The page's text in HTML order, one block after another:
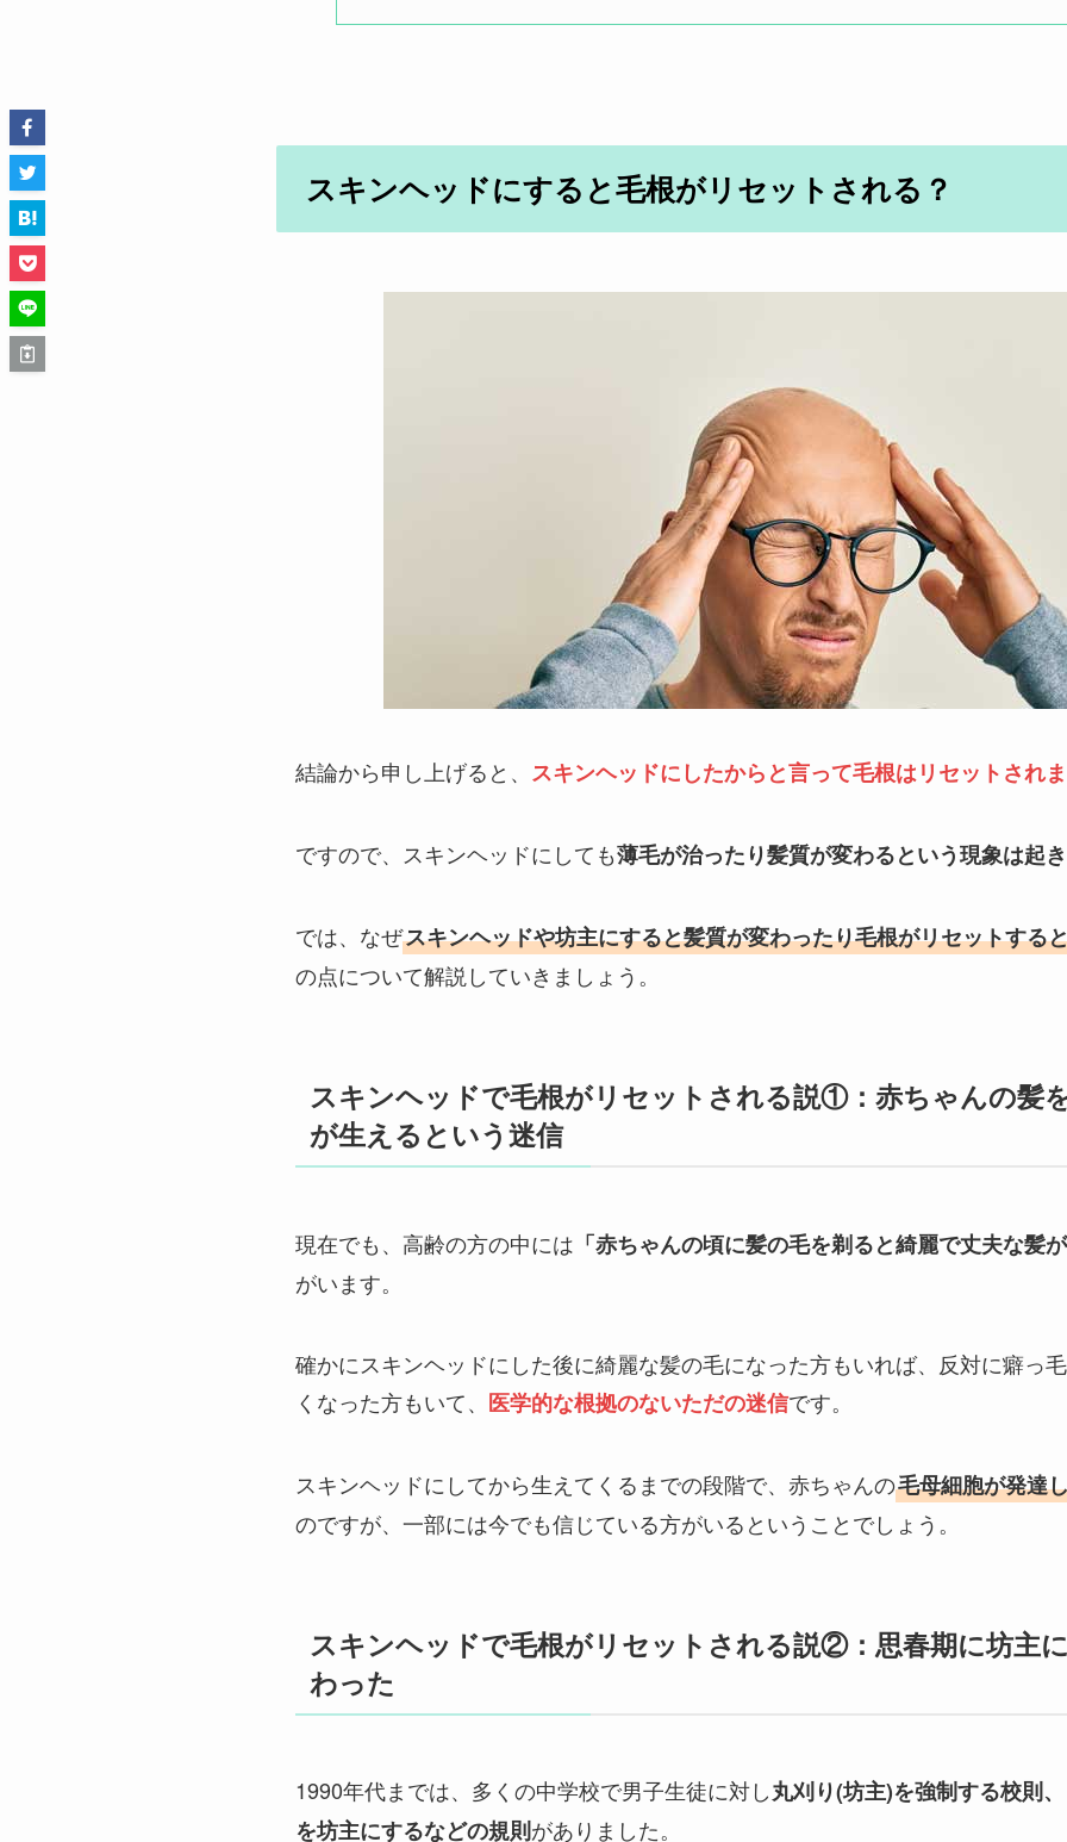
スキンヘッドにすると毛根がリセットされる？
結論から申し上げると、 スキンヘッドにしたからと言って毛根はリセットされ
ですので、スキンヘッドにしても薄毛が治ったり髪質が変わるという現象は起
では、なぜスキンヘッドや坊主にすると髪質が変わったり毛根がリセットする
の点について解説していきましょう。
スキンヘッドで毛根がリセットされる説①：赤ちゃんの髪
が生えるという迷信
現在でも、高齢の方の中には 「赤ちゃんの頃に髪の毛を剃ると綺麗で丈夫な髪
がいます。
確かにスキンヘッドにした後に綺麗な髪の毛になった方もいれば、反対に癖っ
くなった方もいて、 医学的な根拠のないただの迷信です。
スキンヘッドにしてから生えてくるまでの段階で、赤ちゃんの毛母細胞が発達
のですが、一部には今でも信じている方がいるということでしょう。
スキンヘッドで毛根がリセットされる説②：思春期に坊主
わった
1990年代までは、多くの中学校で男子生徒に対し丸刈り(坊主)を強制する校則
を坊主にするなどの規則がありました。